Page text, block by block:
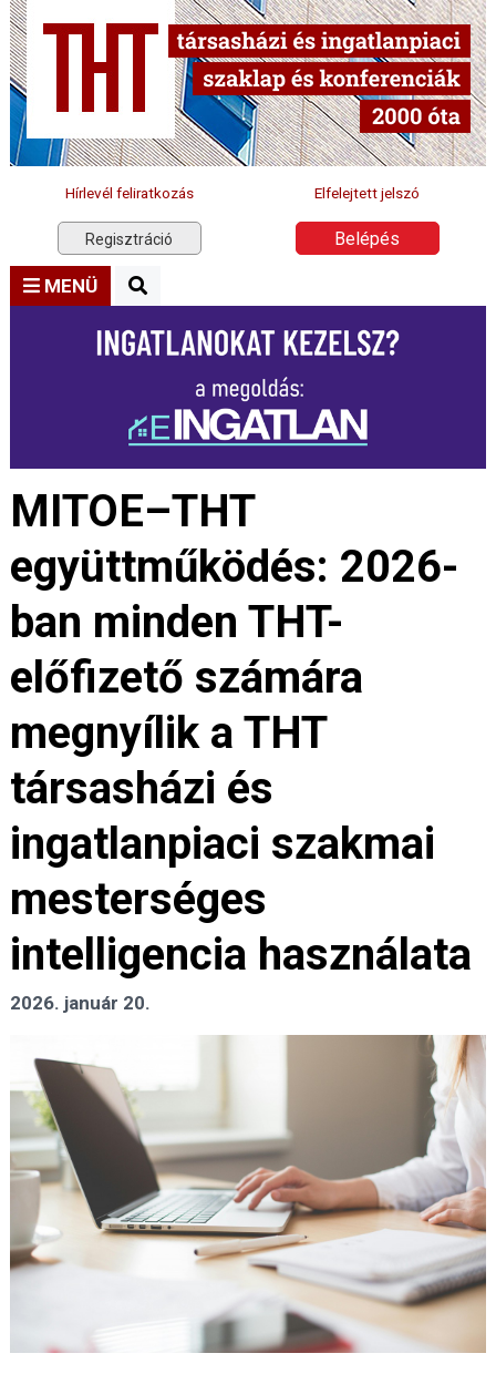
Hírlevél feliratkozás Elfelejtett jelszó
Regisztráció Belépés
MENÜ
MITOE–THT
együttműködés: 2026-
ban minden THT-
előfizető számára
megnyílik a THT
társasházi és
ingatlanpiaci szakmai
mesterséges
intelligencia használata
2026. január 20.